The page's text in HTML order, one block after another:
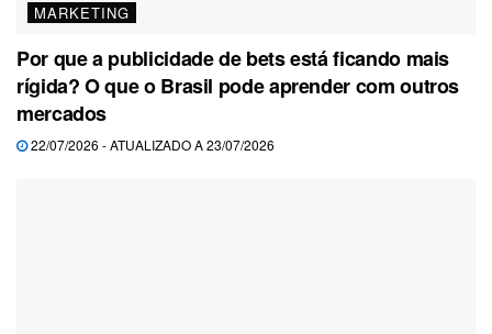
MARKETING
Por que a publicidade de bets está ficando mais
rígida? O que o Brasil pode aprender com outros
mercados
22/07/2026 - ATUALIZADO A 23/07/2026